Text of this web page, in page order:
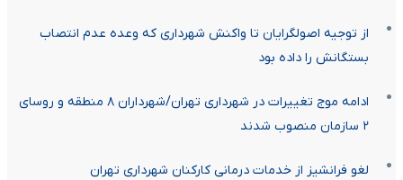
از توجیه اصولگرایان تا واکنش شهرداری که وعده عدم انتصاب
بستگانش را داده بود
ادامه موج تغییرات در شهرداری تهران/شهرداران ۸ منطقه و روسای
۲ سازمان منصوب شدند
لغو فرانشیز از خدمات درمانی کارکنان شهرداری تهران